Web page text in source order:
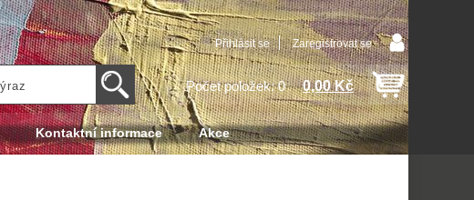
Přihlásit se Zaregistrovat se
Počet položek: 0 0,00 Kč
Kontaktní informace Akce